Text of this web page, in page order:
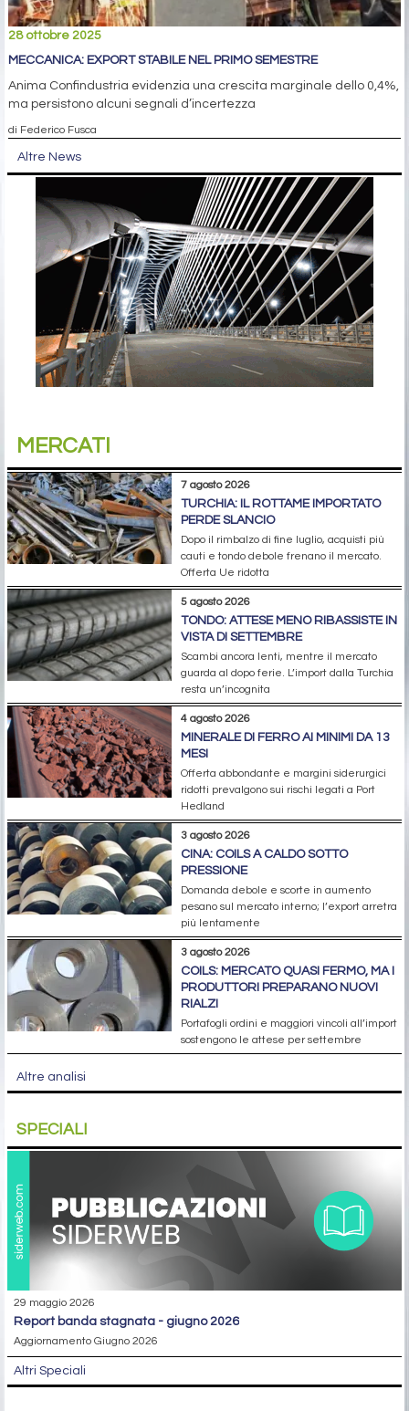
28 ottobre 2025
MECCANICA: EXPORT STABILE NEL PRIMO SEMESTRE
Anima Confindustria evidenzia una crescita marginale dello 0,4%,
ma persistono alcuni segnali d’incertezza
di Federico Fusca
Altre News
MERCATI
7 agosto 2026
TURCHIA: IL ROTTAME IMPORTATO
PERDE SLANCIO
Dopo il rimbalzo di fine luglio, acquisti più
cauti e tondo debole frenano il mercato.
Offerta Ue ridotta
5 agosto 2026
TONDO: ATTESE MENO RIBASSISTE IN
VISTA DI SETTEMBRE
Scambi ancora lenti, mentre il mercato
guarda al dopo ferie. L’import dalla Turchia
resta un’incognita
4 agosto 2026
MINERALE DI FERRO AI MINIMI DA 13
MESI
Offerta abbondante e margini siderurgici
ridotti prevalgono sui rischi legati a Port
Hedland
3 agosto 2026
CINA: COILS A CALDO SOTTO
PRESSIONE
Domanda debole e scorte in aumento
pesano sul mercato interno; l’export arretra
più lentamente
3 agosto 2026
COILS: MERCATO QUASI FERMO, MA I
PRODUTTORI PREPARANO NUOVI
RIALZI
Portafogli ordini e maggiori vincoli all’import
sostengono le attese per settembre
Altre analisi
SPECIALI
29 maggio 2026
report banda stagnata - giugno 2026
Aggiornamento Giugno 2026
Altri Speciali